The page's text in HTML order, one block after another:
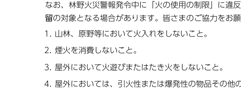
なお、林野火災警報発令中に「火の使用の制限」に違
留の対象となる場合があります。皆さまのご協力をお願
山林、原野等において火入れをしないこと。
煙火を消費しないこと。
屋外において火遊びまたはたき火をしないこと。
屋外においては、引火性または爆発性の物品その他